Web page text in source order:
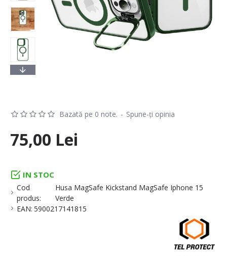
IN STOC
Cod
produs:
Husa MagSafe Kickstand MagSafe Iphone 15
Verde
EAN: 5900217141815
Bazată pe 0 note. - Spune-ţi opinia
75,00 Lei